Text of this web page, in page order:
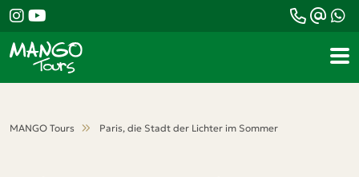
MANGO Tours Paris, die Stadt der Lichter im Sommer